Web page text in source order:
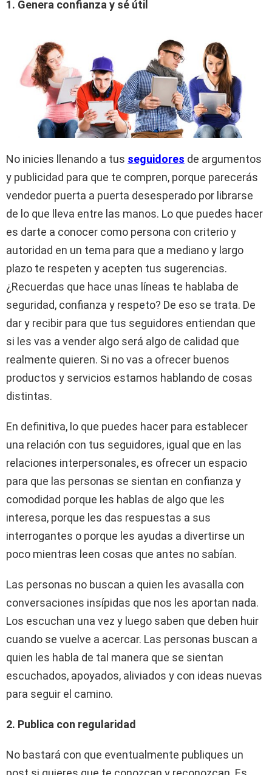
1. Genera confianza y sé útil
No inicies llenando a tus seguidores de argumentos
y publicidad para que te compren, porque parecerás
vendedor puerta a puerta desesperado por librarse
de lo que lleva entre las manos. Lo que puedes hacer
es darte a conocer como persona con criterio y
autoridad en un tema para que a mediano y largo
plazo te respeten y acepten tus sugerencias.
¿Recuerdas que hace unas líneas te hablaba de
seguridad, confianza y respeto? De eso se trata. De
dar y recibir para que tus seguidores entiendan que
si les vas a vender algo será algo de calidad que
realmente quieren. Si no vas a ofrecer buenos
productos y servicios estamos hablando de cosas
distintas.
En definitiva, lo que puedes hacer para establecer
una relación con tus seguidores, igual que en las
relaciones interpersonales, es ofrecer un espacio
para que las personas se sientan en confianza y
comodidad porque les hablas de algo que les
interesa, porque les das respuestas a sus
interrogantes o porque les ayudas a divertirse un
poco mientras leen cosas que antes no sabían.
Las personas no buscan a quien les avasalla con
conversaciones insípidas que nos les aportan nada.
Los escuchan una vez y luego saben que deben huir
cuando se vuelve a acercar. Las personas buscan a
quien les habla de tal manera que se sientan
escuchados, apoyados, aliviados y con ideas nuevas
para seguir el camino.
2. Publica con regularidad
No bastará con que eventualmente publiques un